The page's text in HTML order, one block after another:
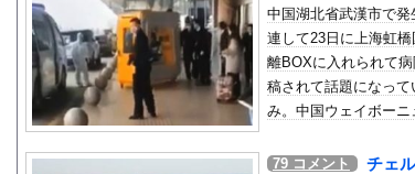
【画像】おまえらこういう地雷系の女子高生って好きじゃないの
海外「日本よ、お前がナンバーワンだ」 熊本地震直後の日本の
勇気を出して白人美女にチン凸したアジア人短小男
、爆笑さ
10年もの間浮気してた嫁。まさかと思い長男のDNA鑑定をする
ウクライナ侵攻以降、ロシア軍兵士のHIV感染が2000％急増…ウ
【配信者】「金バエ」のSNS更新が1週間途絶え、様々な憶測が
中国湖北省武漢市で
連して23日に上海虹
離BOXに入れられて
稿されて話題になっ
み。中国ウェイボー
め予防処置として病院
79 コメント
チェ